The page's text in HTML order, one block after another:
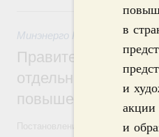
в
и
и
Минэнерго России ФАС
Правительство
отдельных видов
повышения
Постановления от 30 июля